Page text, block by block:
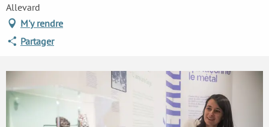
Allevard
M'y rendre
Partager